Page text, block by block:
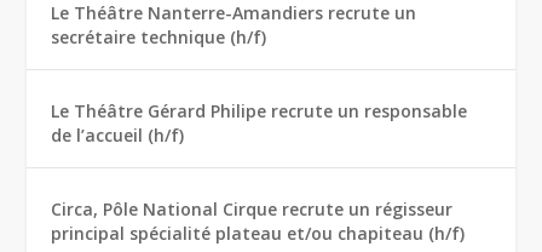
Le Théâtre Nanterre-Amandiers recrute un
secrétaire technique (h/f)
Le Théâtre Gérard Philipe recrute un responsable
de l’accueil (h/f)
Circa, Pôle National Cirque recrute un régisseur
principal spécialité plateau et/ou chapiteau (h/f)